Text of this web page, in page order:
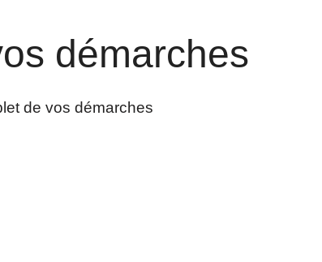
démarches
de vos démarches